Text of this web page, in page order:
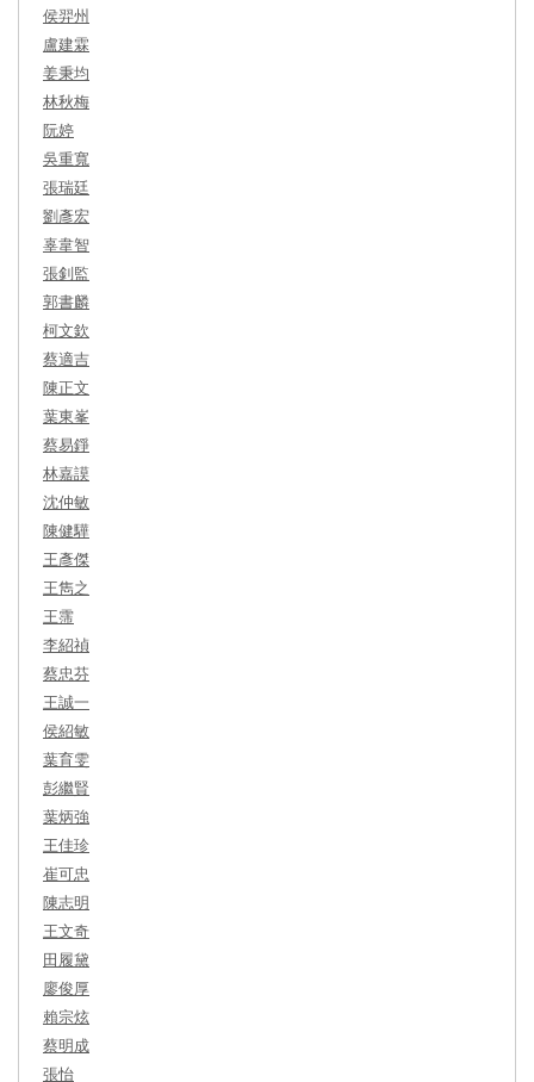
侯羿州
盧建霖
姜秉均
林秋梅
阮婷
吳重寬
張瑞廷
劉彥宏
辜韋智
張釗監
郭書麟
柯文欽
蔡適吉
陳正文
葉東峯
蔡易錚
林嘉謨
沈仲敏
陳健驊
王彥傑
王雋之
王霈
李紹禎
蔡忠芬
王誠一
侯紹敏
葉育雯
彭繼賢
葉炳強
王佳珍
崔可忠
陳志明
王文奇
田履黛
廖俊厚
賴宗炫
蔡明成
張怡